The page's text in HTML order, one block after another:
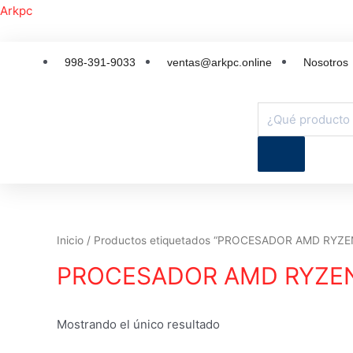
Arkpc
998-391-9033 ventas@arkpc.online Nosotros
Inicio / Productos etiquetados “PROCESADOR AMD
PROCESADOR AMD
Mostrando el único resultado